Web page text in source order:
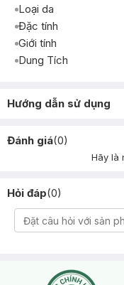
Loại da
Đặc tính
Giới tính
Dung Tích
Hướng dẫn sử dụng
Đánh giá(0)
Hãy là
Hỏi đáp(0)